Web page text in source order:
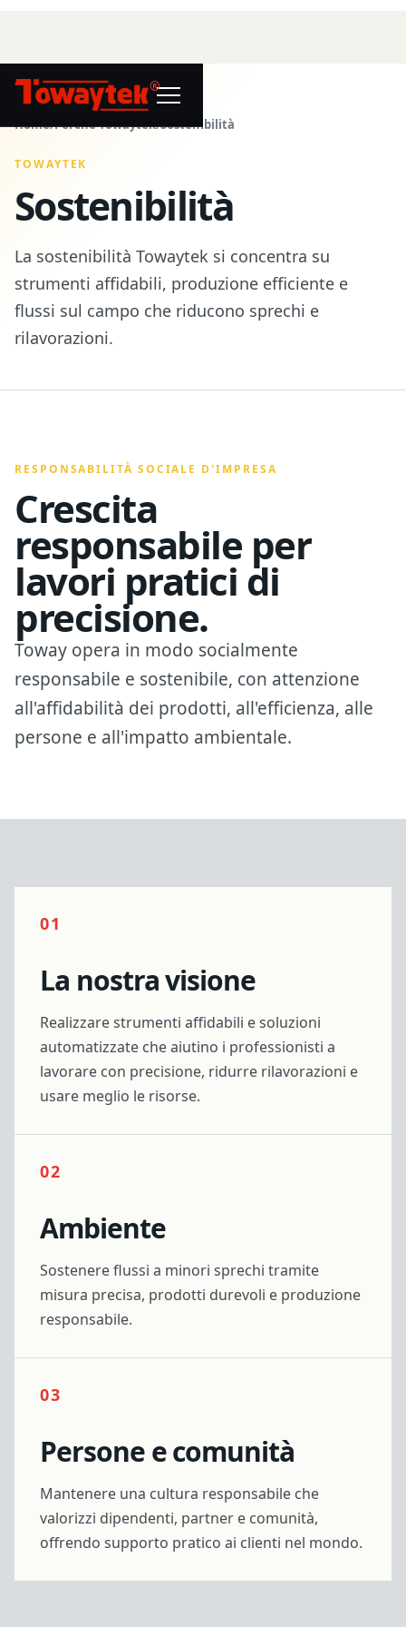
®
Home/Perché Towaytek/Sostenibilità
TOWAYTEK
Sostenibilità
La sostenibilità Towaytek si concentra su
strumenti affidabili, produzione efficiente e
flussi sul campo che riducono sprechi e
rilavorazioni.
RESPONSABILITÀ SOCIALE D'IMPRESA
Crescita
responsabile per
lavori pratici di
precisione.
Toway opera in modo socialmente
responsabile e sostenibile, con attenzione
all'affidabilità dei prodotti, all'efficienza, alle
persone e all'impatto ambientale.
01
La nostra visione
Realizzare strumenti affidabili e soluzioni
automatizzate che aiutino i professionisti a
lavorare con precisione, ridurre rilavorazioni e
usare meglio le risorse.
02
Ambiente
Sostenere flussi a minori sprechi tramite
misura precisa, prodotti durevoli e produzione
responsabile.
03
Persone e comunità
Mantenere una cultura responsabile che
valorizzi dipendenti, partner e comunità,
offrendo supporto pratico ai clienti nel mondo.